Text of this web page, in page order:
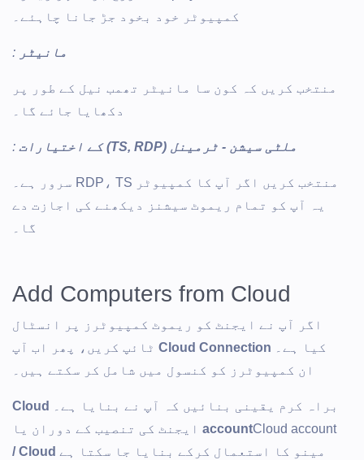
کمپیوٹر خود بخود جڑ جانا چاہئے۔
مانیٹر :
منتخب کریں کہ کون سا مانیٹر تھمب نیل کے طور پر
دکھایا جائے گا۔
ملٹی سیشن - ٹرمینل (TS, RDP) کے اختیارات :
منتخب کریں اگر آپ کا کمپیوٹر RDP، TS سرور ہے۔
یہ آپ کو تمام ریموٹ سیشنز دیکھنے کی اجازت دے
گا۔
Add Computers from Cloud
اگر آپ نے ایجنٹ کو ریموٹ کمپیوٹرز پر انسٹال
کیا ہے۔ Cloud Connection ٹائپ کریں، پھر اب آپ
ان کمپیوٹرز کو کنسول میں شامل کر سکتے ہیں۔
براہ کرم یقینی بنائیں کہ آپ نے بنایا ہے۔
Cloud
account Cloud account ایجنٹ کی تنصیب کے دوران یا
مینو کا استعمال کرکے بنایا جا سکتا ہے
Cloud /